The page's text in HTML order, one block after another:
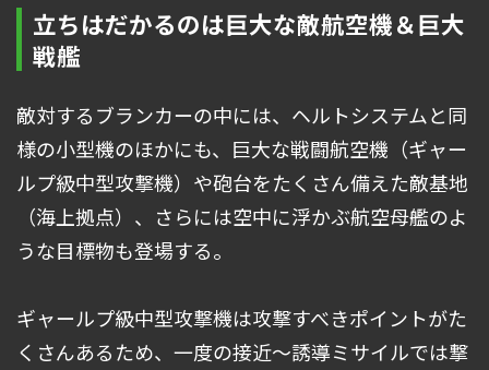
立ちはだかるのは巨大な敵航空機＆巨大
戦艦
敵対するブランカーの中には、ヘルトシステムと同
様の小型機のほかにも、巨大な戦闘航空機（ギャー
ルプ級中型攻撃機）や砲台をたくさん備えた敵基地
（海上拠点）、さらには空中に浮かぶ航空母艦のよ
うな目標物も登場する。
ギャールプ級中型攻撃機は攻撃すべきポイントがた
くさんあるため、一度の接近～誘導ミサイルでは撃